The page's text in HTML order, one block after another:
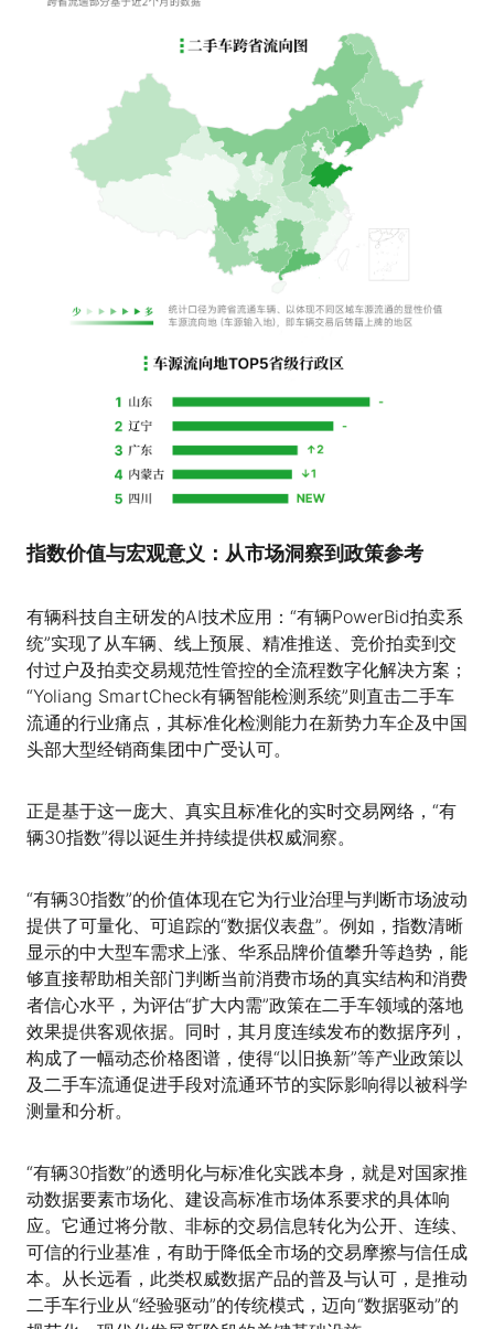
指数价值与宏观意义：从市场洞察到政策参考
有辆科技自主研发的AI技术应用：“有辆PowerBid拍卖系
统”实现了从车辆、线上预展、精准推送、竞价拍卖到交
付过户及拍卖交易规范性管控的全流程数字化解决方案；
“Yoliang SmartCheck有辆智能检测系统”则直击二手车
流通的行业痛点，其标准化检测能力在新势力车企及中国
头部大型经销商集团中广受认可。
正是基于这一庞大、真实且标准化的实时交易网络，“有
辆30指数”得以诞生并持续提供权威洞察。
“有辆30指数”的价值体现在它为行业治理与判断市场波动
提供了可量化、可追踪的“数据仪表盘”。例如，指数清晰
显示的中大型车需求上涨、华系品牌价值攀升等趋势，能
够直接帮助相关部门判断当前消费市场的真实结构和消费
者信心水平，为评估“扩大内需”政策在二手车领域的落地
效果提供客观依据。同时，其月度连续发布的数据序列，
构成了一幅动态价格图谱，使得“以旧换新”等产业政策以
及二手车流通促进手段对流通环节的实际影响得以被科学
测量和分析。
“有辆30指数”的透明化与标准化实践本身，就是对国家推
动数据要素市场化、建设高标准市场体系要求的具体响
应。它通过将分散、非标的交易信息转化为公开、连续、
可信的行业基准，有助于降低全市场的交易摩擦与信任成
本。从长远看，此类权威数据产品的普及与认可，是推动
二手车行业从“经验驱动”的传统模式，迈向“数据驱动”的